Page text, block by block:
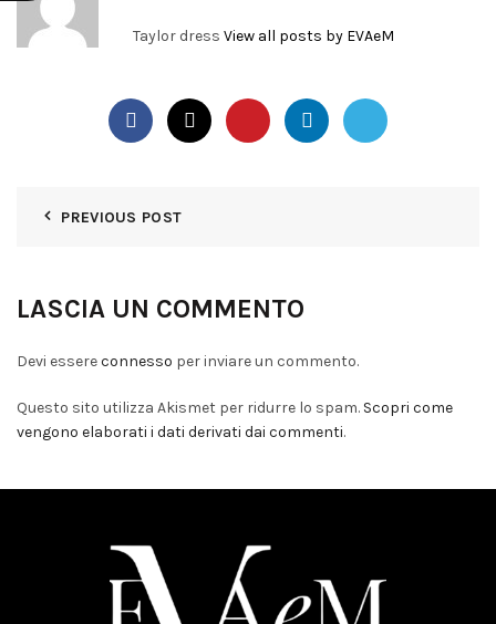
Taylor dress View all posts by EVAeM
PREVIOUS POST
LASCIA UN COMMENTO
Devi essereconnesso per inviare un commento.
Questo sito utilizza Akismet per ridurre lo spam. Scopri come
vengono elaborati i dati derivati dai commenti.